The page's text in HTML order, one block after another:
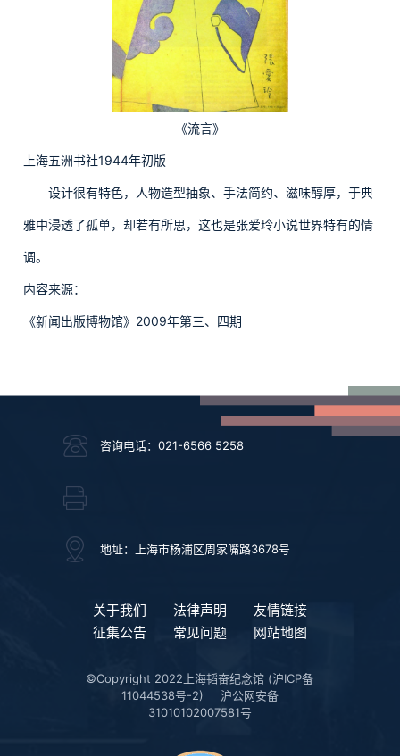
《流言》
上海五洲书社1944年初版
设计很有特色，人物造型抽象、手法简约、滋味醇厚，于典
雅中浸透了孤单，却若有所思，这也是张爱玲小说世界特有的情
调。
内容来源：
《新闻出版博物馆》2009年第三、四期
咨询电话：021-6566 5258
地址：上海市杨浦区周家嘴路3678号
关于我们 法律声明
友情链接
征集公告
常见问题 网站地图
©Copyright 2022上海韬奋纪念馆 (沪ICP备
11044538号-2)
沪公网安备
31010102007581号